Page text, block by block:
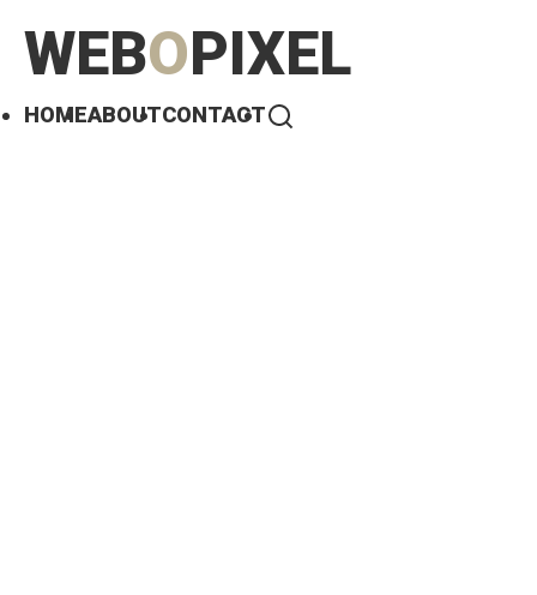
WEBOPIXEL
HOMEABOUTCONTACT